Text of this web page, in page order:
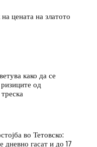
цената на златото
како да се
од
во Тетовско:
дневно гасат и до 17